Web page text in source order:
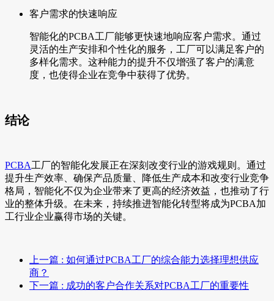
客户需求的快速响应
智能化的PCBA工厂能够更快速地响应客户需求。通过
灵活的生产安排和个性化的服务，工厂可以满足客户的
多样化需求。这种能力的提升不仅增强了客户的满意
度，也使得企业在竞争中获得了优势。
结论
PCBA工厂的智能化发展正在深刻改变行业的游戏规则。通过
提升生产效率、确保产品质量、降低生产成本和改变行业竞争
格局，智能化不仅为企业带来了更高的经济效益，也推动了行
业的整体升级。在未来，持续推进智能化转型将成为PCBA加
工行业企业赢得市场的关键。
上一篇 : 如何通过PCBA工厂的综合能力选择理想供应
商？
下一篇 : 成功的客户合作关系对PCBA工厂的重要性